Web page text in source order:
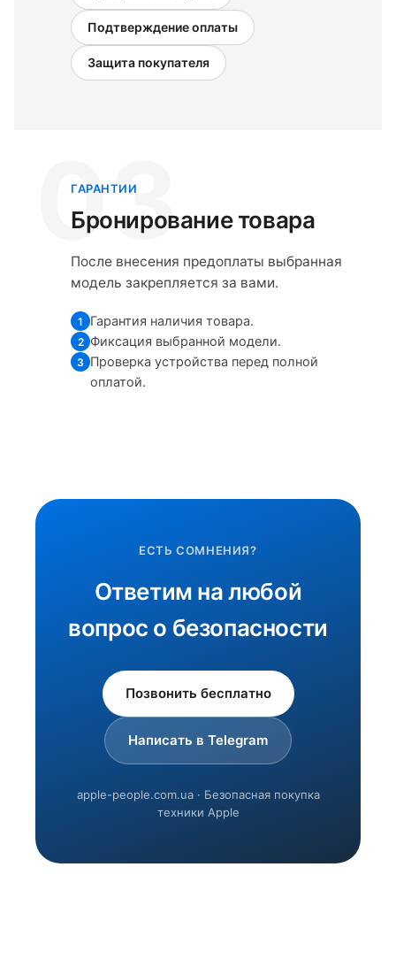
Подтверждение оплаты
Защита покупателя
03
ГАРАНТИИ
Бронирование товара
После внесения предоплаты выбранная
модель закрепляется за вами.
1 Гарантия наличия товара.
2 Фиксация выбранной модели.
3 Проверка устройства перед полной
оплатой.
ЕСТЬ СОМНЕНИЯ?
Ответим на любой
вопрос о безопасности
Позвонить бесплатно
Написать в Telegram
apple-people.com.ua · Безопасная покупка
техники Apple